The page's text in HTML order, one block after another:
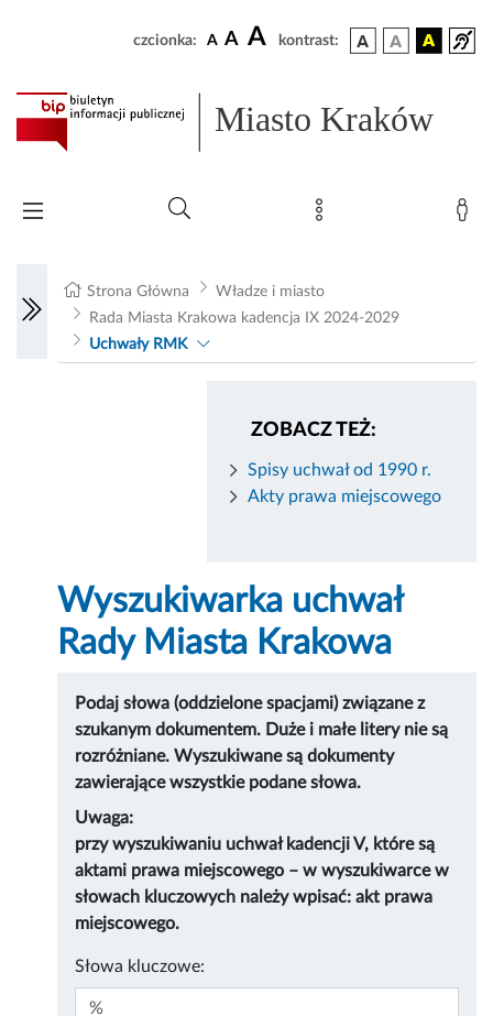
czcionka: A A A kontrast:
Miasto Kraków
Strona Główna
Władze i miasto
Rada Miasta Krakowa kadencja IX 2024-2029
Uchwały RMK
ZOBACZ TEŻ:
Spisy uchwał od 1990 r.
Akty prawa miejscowego
Wyszukiwarka uchwał
Rady Miasta Krakowa
Podaj słowa (oddzielone spacjami) związane z
szukanym dokumentem. Duże i małe litery nie są
rozróżniane. Wyszukiwane są dokumenty
zawierające wszystkie podane słowa.
Uwaga:
przy wyszukiwaniu uchwał kadencji V, które są
aktami prawa miejscowego – w wyszukiwarce w
słowach kluczowych należy wpisać: akt prawa
miejscowego.
Słowa kluczowe: